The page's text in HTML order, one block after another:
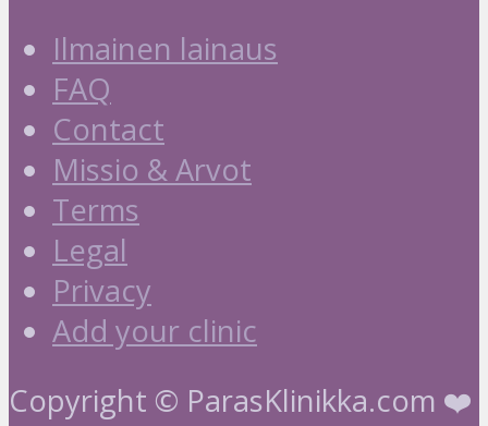
Ilmainen lainaus
FAQ
Contact
Missio & Arvot
Terms
Legal
Privacy
Add your clinic
Copyright © ParasKlinikka.com ❤️